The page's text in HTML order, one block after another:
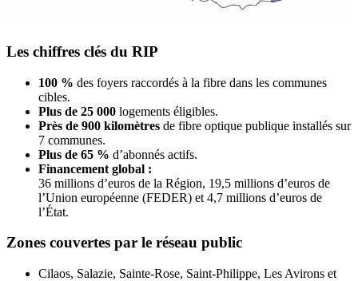
Les chiffres clés du RIP
100 % des foyers raccordés à la fibre dans les communes
cibles.
Plus de 25 000 logements éligibles.
Près de 900 kilomètres de fibre optique publique installés sur
7 communes.
Plus de 65 % d’abonnés actifs.
Financement global :
36 millions d’euros de la Région, 19,5 millions d’euros de
l’Union européenne (FEDER) et 4,7 millions d’euros de
l’État.
Zones couvertes par le réseau public
Cilaos, Salazie, Sainte-Rose, Saint-Philippe, Les Avirons et